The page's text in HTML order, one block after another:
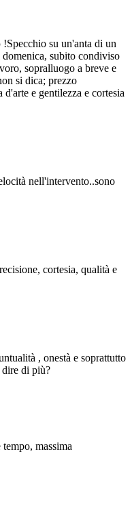
su un'anta di un
subito condiviso
sopralluogo a breve e
si dica; prezzo
e gentilezza e cortesia
nell'intervento..sono
cortesia, qualità e
, onestà e soprattutto
dire di più?
massima